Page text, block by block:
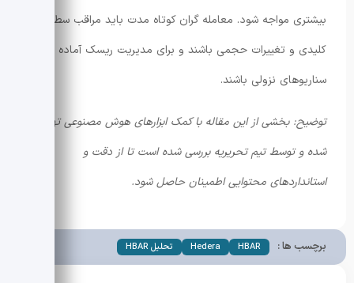
بیشتری مواجه شود. معامله گران کوتاه مدت باید مراقب سطوح
کلیدی و تغییرات حجمی باشند و برای مدیریت ریسک آماده
سناریوهای نزولی باشند.
توضیح: بخشی از این مقاله با کمک ابزارهای هوش مصنوعی تهیه
شده و توسط تیم تحریریه بررسی شده است تا از دقت و
استانداردهای محتوایی اطمینان حاصل شود.
برچسب ها : HBAR
Hedera تحلیل HBAR